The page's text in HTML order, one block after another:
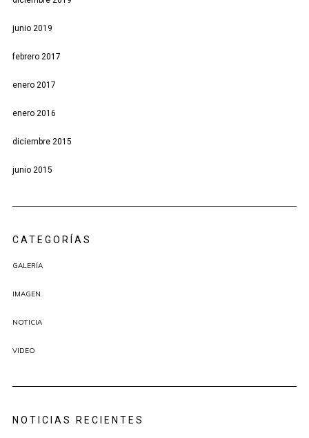
junio 2019
febrero 2017
enero 2017
enero 2016
diciembre 2015
junio 2015
CATEGORÍAS
GALERÍA
IMAGEN
NOTICIA
VIDEO
NOTICIAS RECIENTES